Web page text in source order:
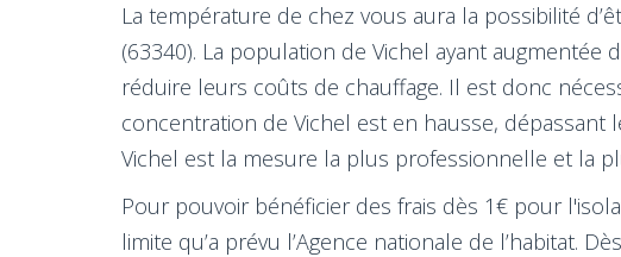
La température de chez vous aura la possibilité
(63340). La population de Vichel ayant
réduire leurs coûts de chauffage. Il est donc
concentration de Vichel est en hausse, dépassant
Vichel est la mesure la plus professionnelle et la
Pour pouvoir bénéficier des frais dès 1€ pour
limite qu’a prévu l’Agence nationale de l’habitat.